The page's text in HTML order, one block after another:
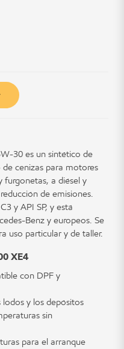
30 es un sintético de
cenizas para motores
furgonetas, a diésel y
de emisiones.
y API SP, y está
Benz y europeos. Se
uso particular y de taller.
XE4
con DPF y
y los depósitos
sin
para el arranque